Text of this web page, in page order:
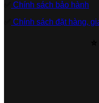
Chính sách bảo hành
Chính sách đặt hàng,